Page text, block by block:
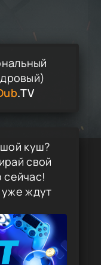
.TV
куш?
свой
уже ждут